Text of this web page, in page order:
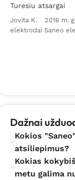
Turesiu atsargai
Jovita K. · 2016 m.
elektrodai Saneo
Dažnai
Kokios
atsiliepimus?
Kokias
metu galima